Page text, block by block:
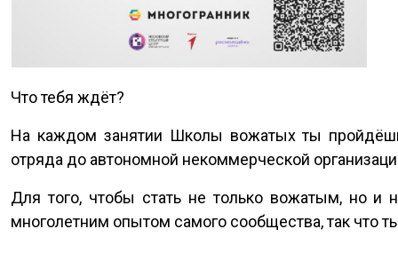
Что тебя ждёт?
На каждом занятии Школы вожатых ты пройдёшь
отряда до автономной некоммерческой
Для того, чтобы стать не только вожатым, но и
многолетним опытом самого сообщества, так что